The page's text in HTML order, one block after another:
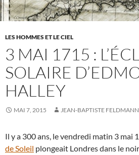
LES HOMMES ET LE CIEL
3 MAI 1715 :
SOLAIRE
HALLEY
MAI 7, 2015 JEAN-BAPTISTE FELDMANN
Il y a 300 ans, le vendredi matin 3 mai
de Soleil plongeait Londres dans le